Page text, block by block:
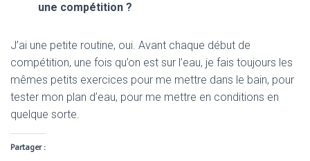
une compétition ?
J’ai une petite routine, oui. Avant chaque début de
compétition, une fois qu’on est sur l’eau, je fais toujours les
mêmes petits exercices pour me mettre dans le bain, pour
tester mon plan d’eau, pour me mettre en conditions en
quelque sorte.
Partager :